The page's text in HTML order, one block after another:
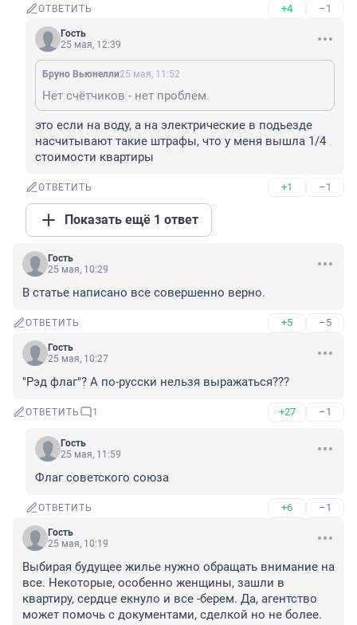
ОТВЕТИТЬ +4 –1
Гость
25 мая, 12:39
Бруно Вьюнелли25 мая, 11:52
Нет счётчиков - нет проблем.
это если на воду, а на электрические в подьезде
насчитывают такие штрафы, что у меня вышла 1/4
стоимости квартиры
ОТВЕТИТЬ +1 –1
Показать ещё 1 ответ
Гость
25 мая, 10:29
В статье написано все совершенно верно.
ОТВЕТИТЬ +5 –5
Гость
25 мая, 10:27
"Рэд флаг"? А по-русски нельзя выражаться???
ОТВЕТИТЬ 1 +27 –1
Гость
25 мая, 11:59
Флаг советского союза
ОТВЕТИТЬ +6 –1
Гость
25 мая, 10:19
Выбирая будущее жилье нужно обращать внимание на
все. Некоторые, особенно женщины, зашли в
квартиру, сердце екнуло и все -берем. Да, агентство
может помочь с документами, сделкой но не более.